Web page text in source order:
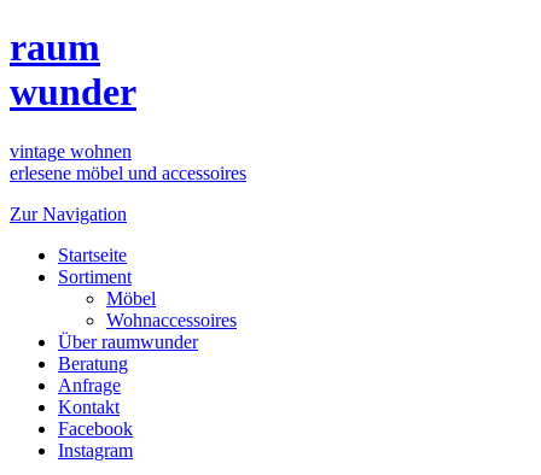
raum
wunder
vintage wohnen
erlesene möbel und accessoires
Zur Navigation
Startseite
Sortiment
Möbel
Wohnaccessoires
Über raumwunder
Beratung
Anfrage
Kontakt
Facebook
Instagram